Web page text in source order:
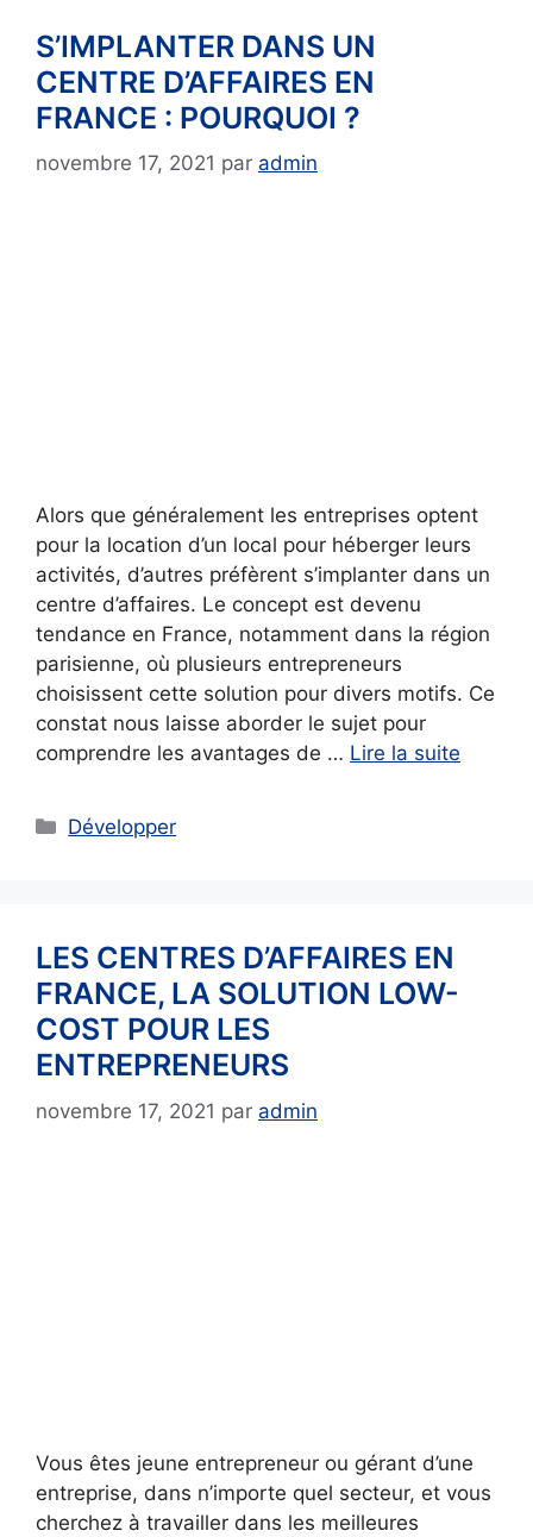
S’IMPLANTER DANS UN
CENTRE D’AFFAIRES EN
FRANCE : POURQUOI ?
novembre 17, 2021 par admin
Alors que généralement les entreprises optent
pour la location d’un local pour héberger leurs
activités, d’autres préfèrent s’implanter dans un
centre d’affaires. Le concept est devenu
tendance en France, notamment dans la région
parisienne, où plusieurs entrepreneurs
choisissent cette solution pour divers motifs. Ce
constat nous laisse aborder le sujet pour
comprendre les avantages de … Lire la suite
Catégories
Développer
LES CENTRES D’AFFAIRES EN
FRANCE, LA SOLUTION LOW-
COST POUR LES
ENTREPRENEURS
novembre 17, 2021 par admin
Vous êtes jeune entrepreneur ou gérant d’une
entreprise, dans n’importe quel secteur, et vous
cherchez à travailler dans les meilleures